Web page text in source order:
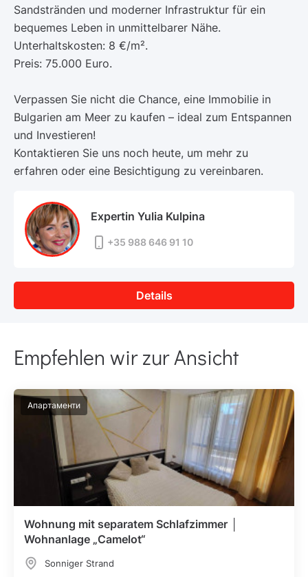
Sandstränden und moderner Infrastruktur für ein
bequemes Leben in unmittelbarer Nähe.
Unterhaltskosten: 8 €/m².
Preis: 75.000 Euro.
Verpassen Sie nicht die Chance, eine Immobilie in
Bulgarien am Meer zu kaufen – ideal zum Entspannen
und Investieren!
Kontaktieren Sie uns noch heute, um mehr zu
erfahren oder eine Besichtigung zu vereinbaren.
Expertin Yulia Kulpina
+35 988 646 91 10
Details
Empfehlen wir zur Ansicht
Апартаменти
Wohnung mit separatem Schlafzimmer │
Wohnanlage „Camelot“
Sonniger Strand